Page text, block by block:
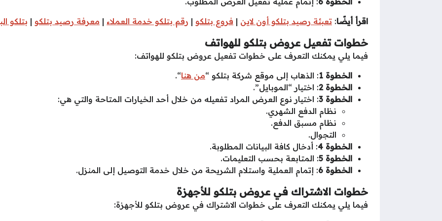
اقرأ أيضًا: تعبئة رصيد بتلكو أون لاين | فروع بتلكو | رقم بتلكو خدمة العملاء | معرفة رصيد بتلكو | بتلكو
خطوات تفعيل عروض بتلكو للهواتف
فيما يلي يمكنك التعرف على خطوات تفعيل عروض بتلكو للهواتف:
الخطوة 1
: الذهاب إلى موقع شركة بتلكو “من هنا“.
الخطوة 2 : اختيار “الموبايل”.
الخطوة 3
: اختيار نوع العرض المراد تفعيله من خلال أحد الخيارات المتاحة والتي هي:
نظام الدفع الشهري.
نظام مسبق الدفع.
التجوال.
الخطوة 4
: أدخال كافة البيانات المطلوبة.
الخطوة 5
: المتابعة بحسب التعليمات.
الخطوة 6
: إتمام العملية واستلام الشريحة من خلال خدمة التوصيل إلى المنزل.
خطوات الاشتراك في عروض بتلكو للأجهزة
فيما يلي يمكنك التعرف على خطوات الاشتراك في عروض بتلكو للأجهزة: